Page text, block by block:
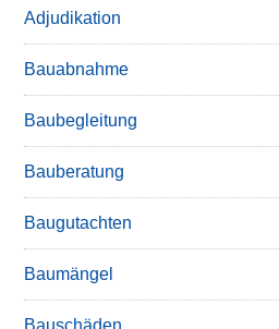
Adjudikation
Bauabnahme
Baubegleitung
Bauberatung
Baugutachten
Baumängel
Bauschäden